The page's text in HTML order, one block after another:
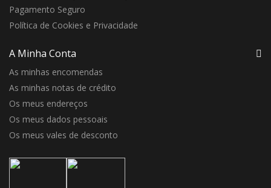
Pagamento Seguro
Política de Cookies e Privacidade
A Minha Conta
As minhas encomendas
As minhas notas de crédito
Os meus endereços
Os meus dados pessoais
Os meus vales de desconto